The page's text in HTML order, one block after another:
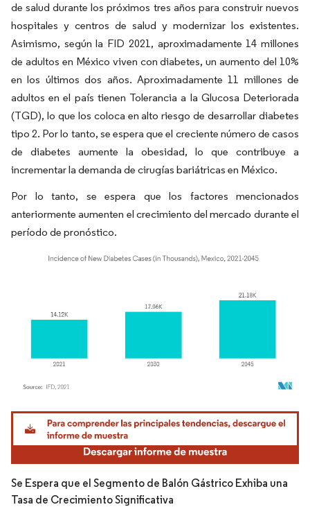
de salud durante los próximos tres años para construir nuevos
hospitales y centros de salud y modernizar los existentes.
Asimismo, según la FID 2021, aproximadamente 14 millones
de adultos en México viven con diabetes, un aumento del 10%
en los últimos dos años. Aproximadamente 11 millones de
adultos en el país tienen Tolerancia a la Glucosa Deteriorada
(TGD), lo que los coloca en alto riesgo de desarrollar diabetes
tipo 2. Por lo tanto, se espera que el creciente número de casos
de diabetes aumente la obesidad, lo que contribuye a
incrementar la demanda de cirugías bariátricas en México.
Por lo tanto, se espera que los factores mencionados
anteriormente aumenten el crecimiento del mercado durante el
período de pronóstico.
Imagen © Mordor Intelligence. El uso requiere atribución según CC BY 4.0.
Se Espera que el Segmento de Balón Gástrico Exhiba una
Tasa de Crecimiento Significativa